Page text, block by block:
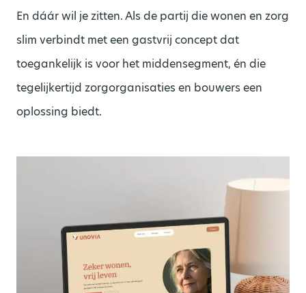
En dáár wil je zitten. Als de partij die wonen en zorg
slim verbindt met een gastvrij concept dat
toegankelijk is voor het middensegment, én die
tegelijkertijd zorgorganisaties en bouwers een
oplossing biedt.